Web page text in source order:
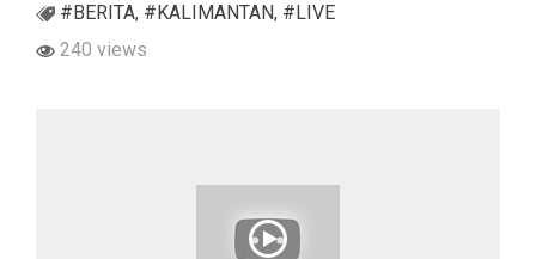
#BERITA, #KALIMANTAN, #LIVE
240 views